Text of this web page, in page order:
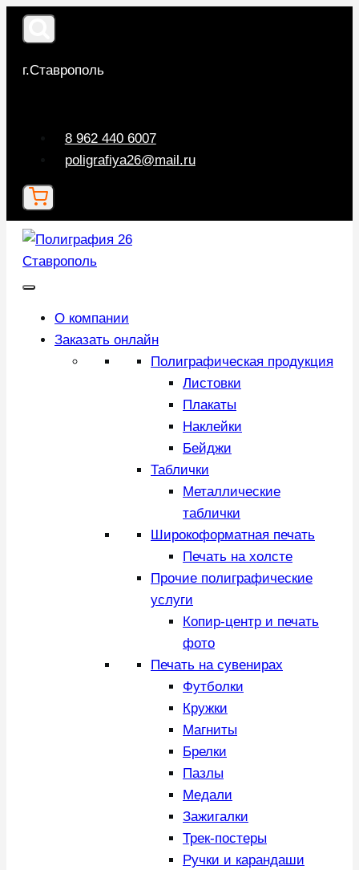
Перейти
г.Ставрополь
8 962 440 6007
poligrafiya26@mail.ru
О компании
Заказать онлайн
Полиграфическая продукция
Листовки
Плакаты
Наклейки
Бейджи
Таблички
Металлические
таблички
Широкоформатная печать
Печать на холсте
Прочие полиграфические
услуги
Копир-центр и печать
фото
Печать на сувенирах
Футболки
Кружки
Магниты
Брелки
Пазлы
Медали
Зажигалки
Трек-постеры
Ручки и карандаши